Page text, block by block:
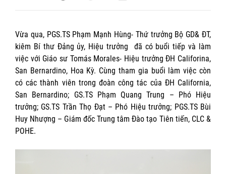
Vừa qua, PGS.TS Phạm Mạnh Hùng- Thứ trưởng Bộ GD& ĐT,
kiêm Bí thư Đảng ủy, Hiệu trưởng đã có buổi tiếp và làm
việc với Giáo sư Tomás Morales- Hiệu trưởng ĐH Califorina,
San Bernardino, Hoa Kỳ. Cùng tham gia buổi làm việc còn
có các thành viên trong đoàn công tác của ĐH California,
San Bernardino; GS.TS Phạm Quang Trung – Phó Hiệu
trưởng; GS.TS Trần Thọ Đạt – Phó Hiệu trưởng; PGS.TS Bùi
Huy Nhượng – Giám đốc Trung tâm Đào tạo Tiên tiến, CLC &
POHE.